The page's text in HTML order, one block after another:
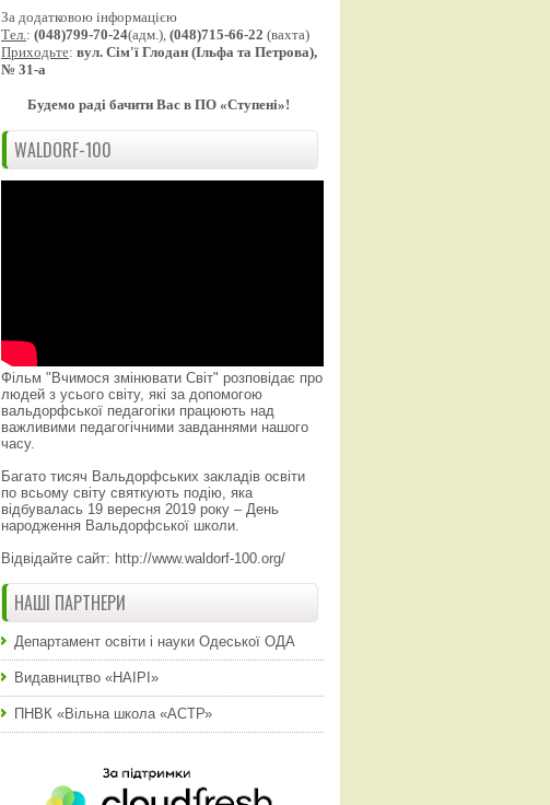
За додатковою інформацією
Тел. : (048)799-70-24(адм.), (048)715-66-22 (вахта)
Приходьте: вул. Сім'ї Глодан (Ільфа та Петрова),
№ 31-а
Будемо раді бачити Вас в ПО «Ступені»!
WALDORF-100
Фільм "Вчимося змінювати Світ" розповідає про
людей з усього світу, які за допомогою
вальдорфської педагогіки працюють над
важливими педагогічними завданнями нашого
часу.
Багато тисяч Вальдорфських закладів освіти
по всьому світу святкують подію, яка
відбувалась 19 вересня 2019 року – День
народження Вальдорфської школи.
Відвідайте сайт: http://www.waldorf-100.org/
НАШІ ПАРТНЕРИ
Департамент освіти і науки Одеської ОДА
Видавництво «НАІРІ»
ПНВК «Вільна школа «АСТР»